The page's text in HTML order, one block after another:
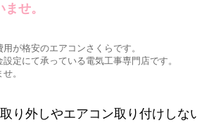
せ。
が格安のエアコンさくらです。
定にて承っている電気工事専門店です。
。
り外しやエアコン取り付けしな